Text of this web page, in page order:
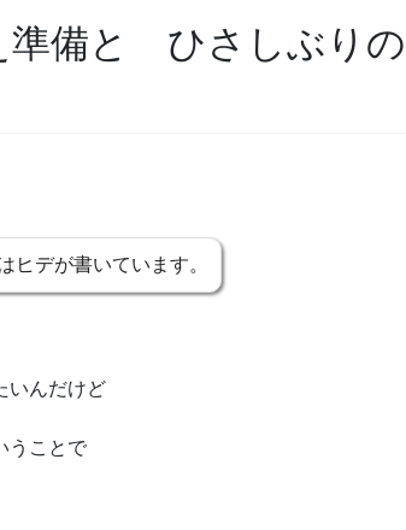
準備と ひさしぶり
ヒデが書いています。
いんだけど
うことで